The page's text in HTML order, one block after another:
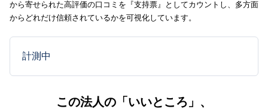
から寄せられた高評価の口コミを『支持票』としてカウントし、多方面
からどれだけ信頼されているかを可視化しています。
計測中
この法人の「いいところ」、